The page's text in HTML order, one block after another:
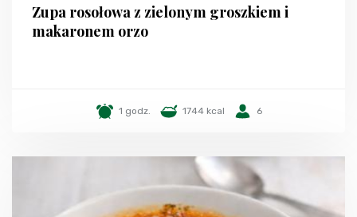
Zupa rosołowa z zielonym groszkiem i
makaronem orzo
1 godz. 1744 kcal 6